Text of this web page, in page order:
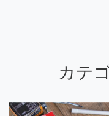
カテ